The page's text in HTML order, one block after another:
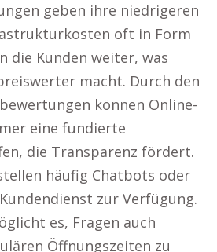
geben ihre niedrigeren
oft in Form
die Kunden weiter, was
macht. Durch den
können Online-
eine fundierte
die Transparenz fördert.
häufig Chatbots oder
zur Verfügung.
es, Fragen auch
Öffnungszeiten zu